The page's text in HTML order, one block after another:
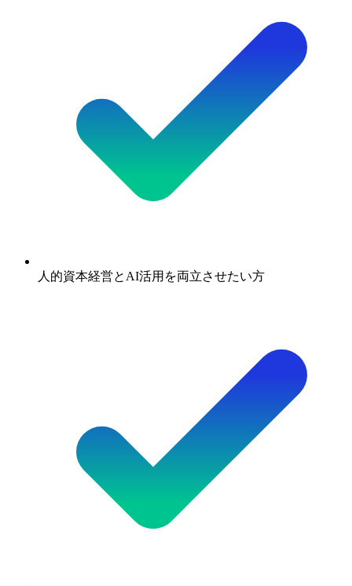
人的資本経営とAI活用を両立させたい方